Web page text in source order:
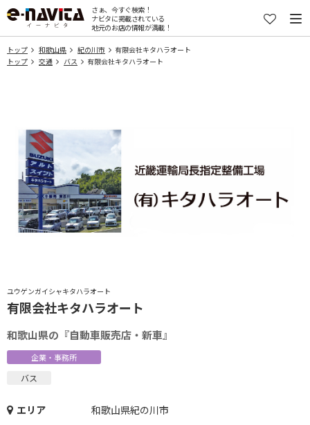
さぁ、今すぐ検索！
ナビタに掲載されている
地元のお店の情報が満載！
トップ 和歌山県 紀の川市
有限会社キタハラオート
トップ
交通 バス 有限会社キタハラオート
ユウゲンガイシャキタハラオート
有限会社キタハラオート
和歌山県の『自動車販売店・新車』
企業・事務所
バス
エリア
和歌山県紀の川市